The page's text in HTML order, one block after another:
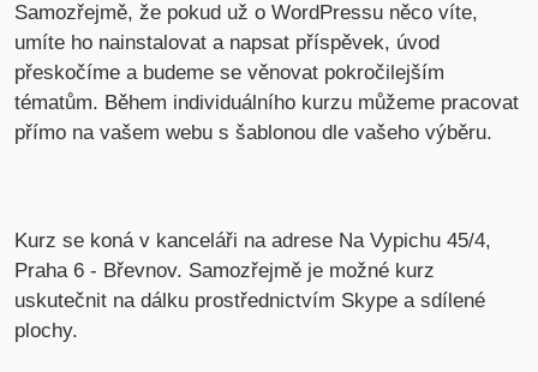
Samozřejmě, že pokud už o WordPressu něco víte,
umíte ho nainstalovat a napsat příspěvek, úvod
přeskočíme a budeme se věnovat pokročilejším
tématům. Během individuálního kurzu můžeme pracovat
přímo na vašem webu s šablonou dle vašeho výběru.
Kurz se koná v kanceláři na adrese Na Vypichu 45/4,
Praha 6 - Břevnov. Samozřejmě je možné kurz
uskutečnit na dálku prostřednictvím Skype a sdílené
plochy.